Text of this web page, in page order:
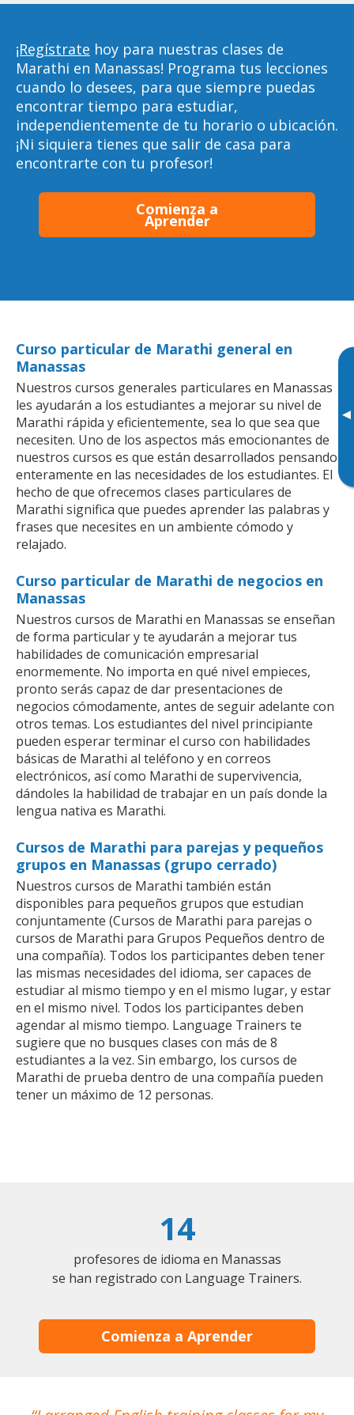
▸
¡Regístrate hoy para nuestras clases de
Marathi en Manassas! Programa tus lecciones
cuando lo desees, para que siempre puedas
encontrar tiempo para estudiar,
independientemente de tu horario o ubicación.
¡Ni siquiera tienes que salir de casa para
encontrarte con tu profesor!
Comienza a
Aprender
Curso particular de Marathi general en
Manassas
Nuestros cursos generales particulares en Manassas
les ayudarán a los estudiantes a mejorar su nivel de
Marathi rápida y eficientemente, sea lo que sea que
necesiten. Uno de los aspectos más emocionantes de
nuestros cursos es que están desarrollados pensando
enteramente en las necesidades de los estudiantes. El
hecho de que ofrecemos clases particulares de
Marathi significa que puedes aprender las palabras y
frases que necesites en un ambiente cómodo y
relajado.
Curso particular de Marathi de negocios en
Manassas
Nuestros cursos de Marathi en Manassas se enseñan
de forma particular y te ayudarán a mejorar tus
habilidades de comunicación empresarial
enormemente. No importa en qué nivel empieces,
pronto serás capaz de dar presentaciones de
negocios cómodamente, antes de seguir adelante con
otros temas. Los estudiantes del nivel principiante
pueden esperar terminar el curso con habilidades
básicas de Marathi al teléfono y en correos
electrónicos, así como Marathi de supervivencia,
dándoles la habilidad de trabajar en un país donde la
lengua nativa es Marathi.
Cursos de Marathi para parejas y pequeños
grupos en Manassas (grupo cerrado)
Nuestros cursos de Marathi también están
disponibles para pequeños grupos que estudian
conjuntamente (Cursos de Marathi para parejas o
cursos de Marathi para Grupos Pequeños dentro de
una compañía). Todos los participantes deben tener
las mismas necesidades del idioma, ser capaces de
estudiar al mismo tiempo y en el mismo lugar, y estar
en el mismo nivel. Todos los participantes deben
agendar al mismo tiempo. Language Trainers te
sugiere que no busques clases con más de 8
estudiantes a la vez. Sin embargo, los cursos de
Marathi de prueba dentro de una compañía pueden
tener un máximo de 12 personas.
14
profesores de idioma en Manassas
se han registrado con Language Trainers.
Comienza a Aprender